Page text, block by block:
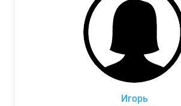
Игорь